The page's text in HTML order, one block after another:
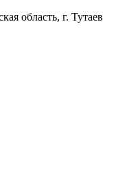
область, г. Тутаев